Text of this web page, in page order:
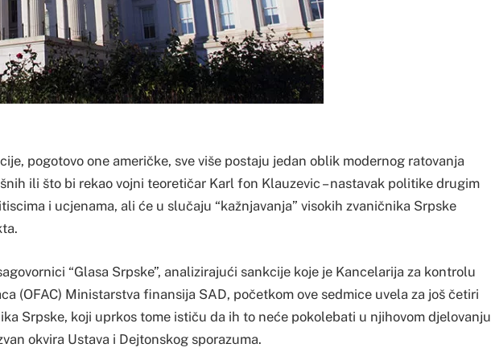
pogotovo one američke, sve više postaju jedan oblik modernog ratovanja
ili što bi rekao vojni teoretičar Karl fon Klauzevic – nastavak politike drugim
i ucjenama, ali će u slučaju “kažnjavanja” visokih zvaničnika Srpske
“Glasa Srpske”, analizirajući sankcije koje je Kancelarija za kontrolu
(OFAC) Ministarstva finansija SAD, početkom ove sedmice uvela za još četiri
Srpske, koji uprkos tome ističu da ih to neće pokolebati u njihovom djelovanju
okvira Ustava i Dejtonskog sporazuma.